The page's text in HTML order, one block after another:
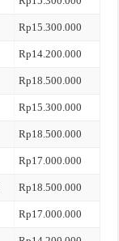
Rp15.300.000
Rp14.200.000
Rp18.500.000
Rp15.300.000
Rp18.500.000
Rp17.000.000
Rp18.500.000
Rp17.000.000